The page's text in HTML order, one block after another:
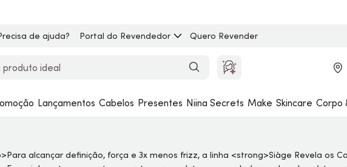
de ajuda? Portal do Revendedor Quero Revender
Lançamentos Cabelos Presentes Niina Secrets Make Skincare Corpo